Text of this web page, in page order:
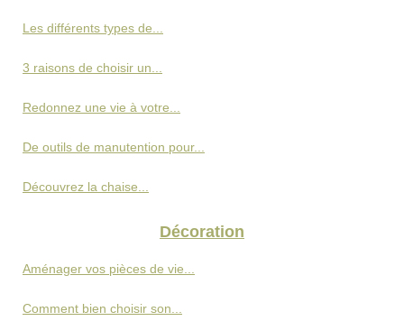
Les différents types de...
3 raisons de choisir un...
Redonnez une vie à votre...
De outils de manutention pour...
Découvrez la chaise...
Décoration
Aménager vos pièces de vie...
Comment bien choisir son...